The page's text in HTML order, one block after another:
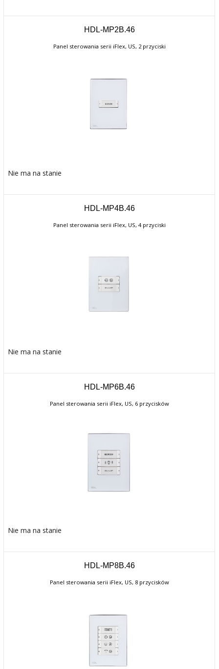
HDL-MP2B.46
Panel sterowania serii iFlex, US, 2 przyciski
Nie ma na stanie
HDL-MP4B.46
Panel sterowania serii iFlex, US, 4 przyciski
Nie ma na stanie
HDL-MP6B.46
Panel sterowania serii iFlex, US, 6 przycisków
Nie ma na stanie
HDL-MP8B.46
Panel sterowania serii iFlex, US, 8 przycisków